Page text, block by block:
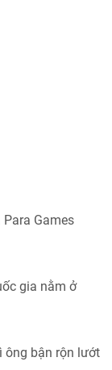
Games
gia nằm ở
ông bận rộn lướt